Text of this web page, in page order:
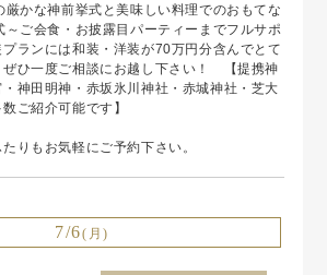
厳かな神前挙式と美味しい料理でのおもてな
ご会食・お披露目パーティーまでフルサポ
ランには和装・洋装が70万円分含んでとて
ぜひ一度ご相談にお越し下さい！ 【提携神
神田明神・赤坂氷川神社・赤城神社・芝大
ご紹介可能です】
りもお気軽にご予約下さい。
7/6(月)